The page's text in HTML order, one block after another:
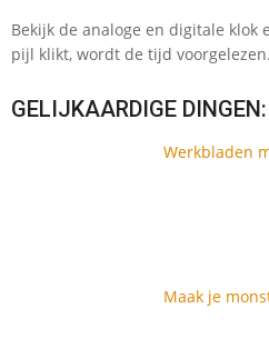
Bekijk de analoge en digitale klok
pijl klikt, wordt de tijd voorgelezen.
GELIJKAARDIGE DINGEN:
Werkbladen
Maak je